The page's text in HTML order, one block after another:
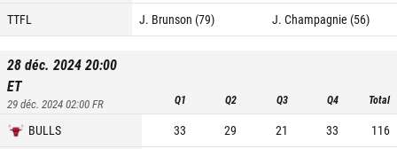
TTFL
J. Brunson (79) J. Champagnie (56)
28 déc. 2024 20:00
ET
29 déc. 2024 02:00FR Q1 Q2 Q3 Q4 Total
BULLS 33 29 21 33
116